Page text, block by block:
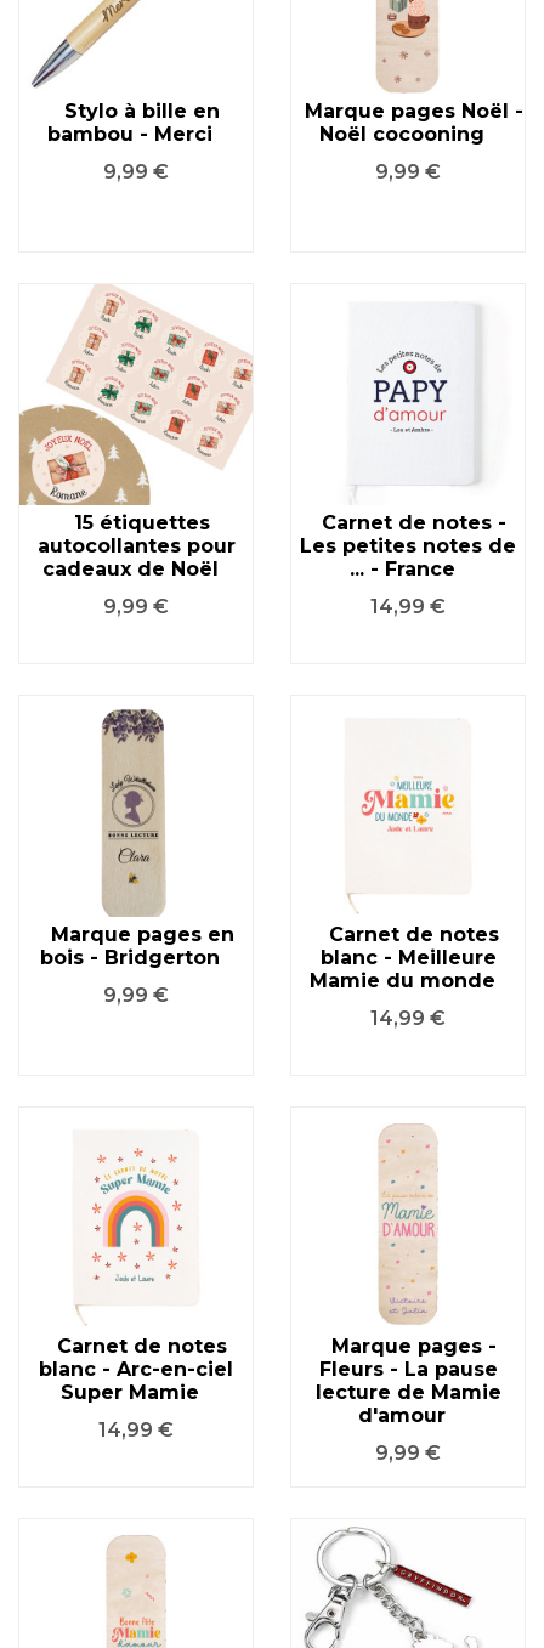
Stylo à bille en
bambou - Merci
Prix
9,99 €
Marque pages Noël -
Noël cocooning
Prix
9,99 €
15 étiquettes
autocollantes pour
cadeaux de Noël
Prix
9,99 €
Carnet de notes -
Les petites notes de
... - France
Prix
14,99 €
Marque pages en
bois - Bridgerton
Prix
9,99 €
Carnet de notes
blanc - Meilleure
Mamie du monde
Prix
14,99 €
Carnet de notes
blanc - Arc-en-ciel
Super Mamie
Prix
14,99 €
Marque pages -
Fleurs - La pause
lecture de Mamie
d'amour
Prix
9,99 €